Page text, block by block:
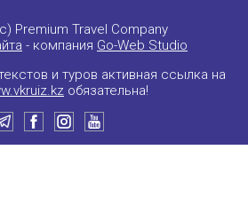
Premium Travel Company
- компания Go-Web Studio
и туров активная ссылка на
обязательна!